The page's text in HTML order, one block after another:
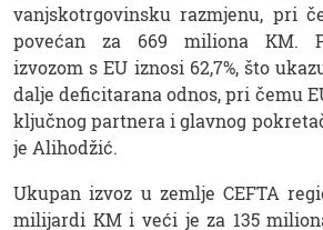
vanjskotrgovinsku razmjenu, pri
povećan za 669 miliona KM.
izvozom s EU iznosi 62,7%, što
dalje deficitarana odnos, pri čemu
ključnog partnera i glavnog
je Alihodžić.
Ukupan izvoz u zemlje CEFTA
milijardi KM i veći je za 135